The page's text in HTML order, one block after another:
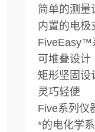
简单的测量
内置的电极
FiveEasy™
可堆叠设计
矩形坚固设
灵巧轻便
Five系列仪
*的电化学